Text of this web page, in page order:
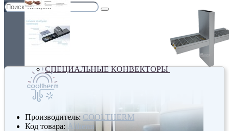
СПЕЦИАЛЬНЫЕ КОНВЕКТОРЫ
Производитель: COOLTHERM
Код товара: Altherm